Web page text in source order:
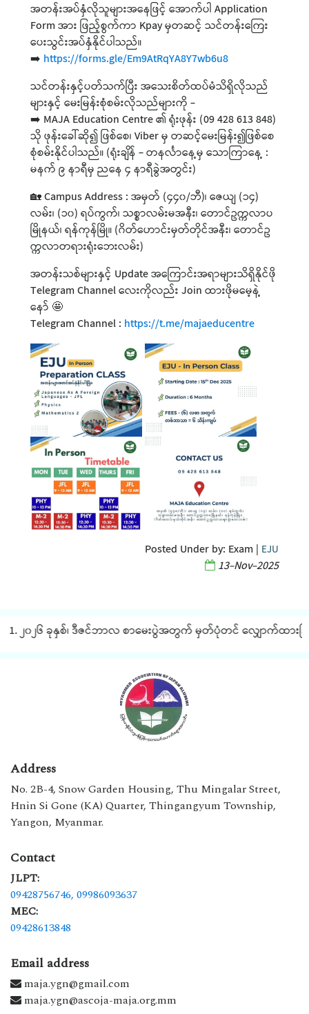
အတန်းအပ်နှံလိုသူများအနေဖြင့် အောက်ပါ Application
Form အား ဖြည့်စွက်ကာ Kpay မှတဆင့် သင်တန်းကြေး
ပေးသွင်းအပ်နှံနိုင်ပါသည်။
➡️ https://forms.gle/Em9AtRqYA8Y7wb6u8
သင်တန်းနှင့်ပတ်သက်ပြီး အသေးစိတ်ထပ်မံသိရှိလိုသည်
များနှင့် မေးမြန်းစုံစမ်းလိုသည်များကို -
➡️ MAJA Education Centre ၏ ရုံးဖုန်း (09 428 613 848)
သို ဖုန်းခေါ်ဆို၍ ဖြစ်စေ၊ Viber မှ တဆင့်မေးမြန်း၍ဖြစ်စေ
စုံစမ်းနိုင်ပါသည်။ (ရုံးချိန် - တနင်္လာနေ့မှ သောကြာနေ့ :
မနက် ၉ နာရီမှ ညနေ ၄ နာရီခွဲအတွင်း)
🏡 Campus Address : အမှတ် (၄၄၀/ဘီ)၊ ဇေယျ (၁၄)
လမ်း၊ (၁၀) ရပ်ကွက်၊ သစ္စာလမ်းမအနီး၊ တောင်ဥက္ကလာပ
မြိုနယ်၊ ရန်ကုန်မြို။ (ဂိတ်ဟောင်းမှတ်တိုင်အနီး၊ တောင်ဥ
က္ကလာတရားရုံးဘေးလမ်း)
အတန်းသစ်များနှင့် Update အကြောင်းအရာများသိရှိနိုင်ဖို
Telegram Channel လေးကိုလည်း Join ထားဖိုမမေ့နဲ့
နော် 🤩
Telegram Channel : https://t.me/majaeducentre
Posted Under by: Exam| EJU
13-Nov-2025
၂၀၂၆ ခုနှစ်၊ ဒီဇင်ဘာလ စာမေးပွဲအတွက် မှတ်ပုံတင် လျှောက်ထားခြင်း
Address
No. 2B-4, Snow Garden Housing, Thu Mingalar Street,
Hnin Si Gone (KA) Quarter, Thingangyum Township,
Yangon, Myanmar.
Contact
JLPT:
09428756746, 09986093637
MEC:
09428613848
Email address
maja.ygn@gmail.com
maja.ygn@ascoja-maja.org.mm